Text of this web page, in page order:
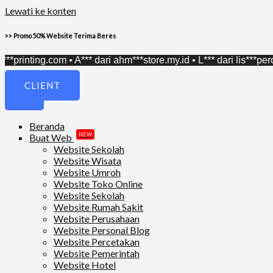
Lewati ke konten
>> Promo 50% Website Terima Beres
• A*** dari ahm***store.my.id • L*** dari
CLIENT
Beranda
Buat Web
NEW
Website Sekolah
Website Wisata
Website Umroh
Website Toko Online
Website Sekolah
Website Rumah Sakit
Website Perusahaan
Website Personal Blog
Website Percetakan
Website Pemerintah
Website Hotel